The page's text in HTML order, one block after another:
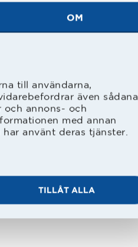
OM
till användarna,
även sådana
och annons- och
med annan
använt deras tjänster.
TILLÅT ALLA
i praktiken i
saken var
med
återstående
sex år i